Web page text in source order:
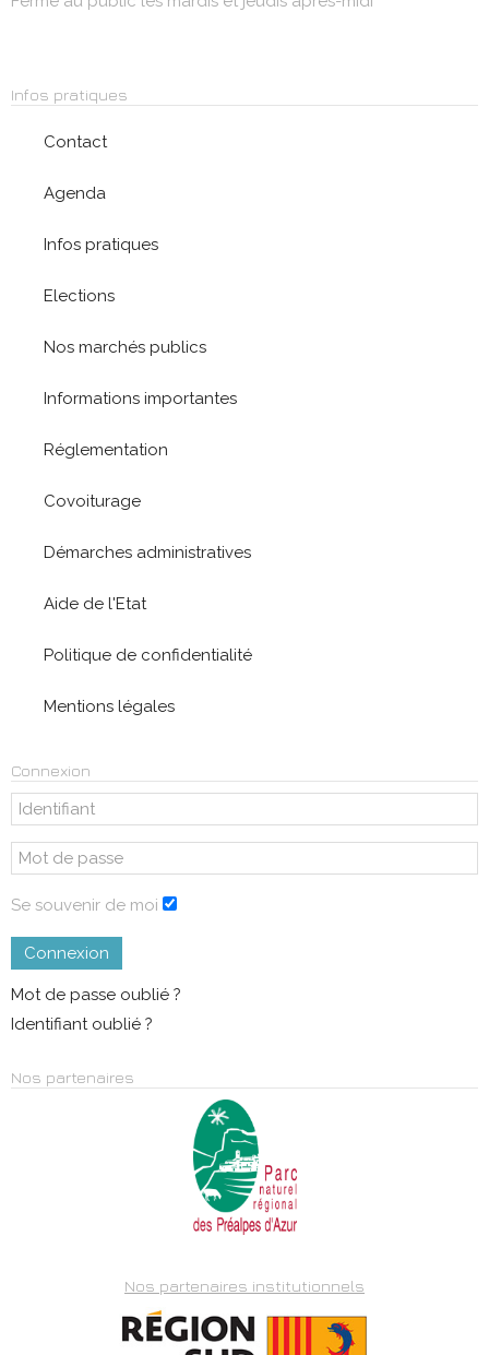
Infos pratiques
Contact
Agenda
Infos pratiques
Elections
Nos marchés publics
Informations importantes
Réglementation
Covoiturage
Démarches administratives
Aide de l'Etat
Politique de confidentialité
Mentions légales
Connexion
Se souvenir de moi
Connexion
Mot de passe oublié ?
Identifiant oublié ?
Nos partenaires
Nos partenaires institutionnels